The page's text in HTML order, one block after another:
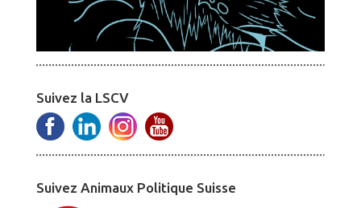
Suivez la LSCV
Suivez Animaux Politique Suisse